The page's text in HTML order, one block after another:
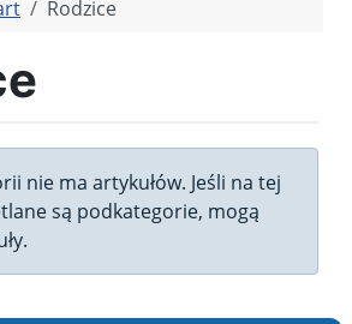
Rodzice
nie ma artykułów. Jeśli na tej
są podkategorie, mogą